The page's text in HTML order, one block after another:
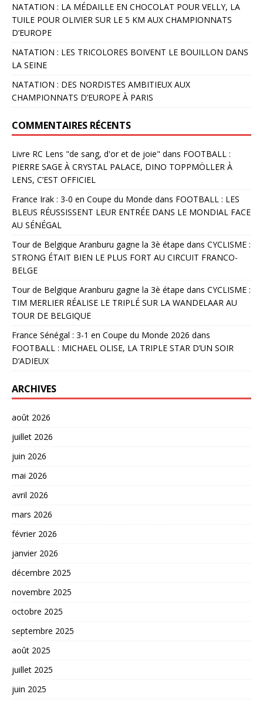
NATATION : LA MÉDAILLE EN CHOCOLAT POUR VELLY, LA
TUILE POUR OLIVIER SUR LE 5 KM AUX CHAMPIONNATS
D’EUROPE
NATATION : LES TRICOLORES BOIVENT LE BOUILLON DANS
LA SEINE
NATATION : DES NORDISTES AMBITIEUX AUX
CHAMPIONNATS D’EUROPE À PARIS
COMMENTAIRES RÉCENTS
Livre RC Lens "de sang, d'or et de joie" dans FOOTBALL :
PIERRE SAGE À CRYSTAL PALACE, DINO TOPPMÖLLER À
LENS, C’EST OFFICIEL
France Irak : 3-0 en Coupe du Monde dans FOOTBALL : LES
BLEUS RÉUSSISSENT LEUR ENTRÉE DANS LE MONDIAL FACE
AU SÉNÉGAL
Tour de Belgique Aranburu gagne la 3è étape dans CYCLISME :
STRONG ÉTAIT BIEN LE PLUS FORT AU CIRCUIT FRANCO-
BELGE
Tour de Belgique Aranburu gagne la 3è étape dans CYCLISME :
TIM MERLIER RÉALISE LE TRIPLÉ SUR LA WANDELAAR AU
TOUR DE BELGIQUE
France Sénégal : 3-1 en Coupe du Monde 2026 dans
FOOTBALL : MICHAEL OLISE, LA TRIPLE STAR D’UN SOIR
D’ADIEUX
ARCHIVES
août 2026
juillet 2026
juin 2026
mai 2026
avril 2026
mars 2026
février 2026
janvier 2026
décembre 2025
novembre 2025
octobre 2025
septembre 2025
août 2025
juillet 2025
juin 2025